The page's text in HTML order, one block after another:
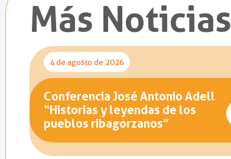
Más Noticias
4 de agosto de 2026
Conferencia José Antonio Adell
“Historias y leyendas de los
pueblos ribagorzanos”